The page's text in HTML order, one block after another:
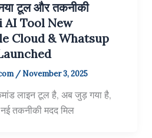
टूल और तकनीकी
AI Tool New
Cloud & Whatsup
/November 3, 2025
लाइन टूल है, अब जुड़ गया है,
तकनीकी मदद मिल